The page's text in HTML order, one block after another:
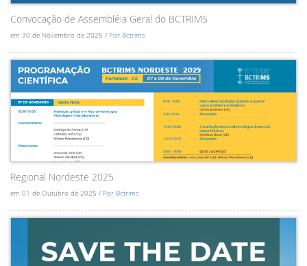
Convocação de Assembléia Geral do BCTRIMS
em 30 de Novembro de 2025 / Por Bctrims
Regional Nordeste 2025
em 01 de Outubro de 2025 / Por Bctrims